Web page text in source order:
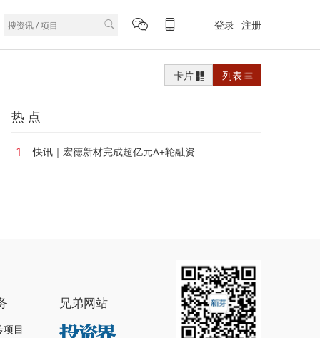
登录 注册
卡片 列表
热 点
1 快讯｜宏德新材完成超亿元A+轮融资
项目
兄弟网站